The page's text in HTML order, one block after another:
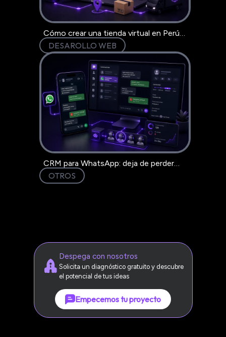
Cómo crear una tienda virtual en Perú
paso a paso
DESAROLLO WEB
CRM para WhatsApp: deja de perder
clientes en el chat
OTROS
Despega con nosotros
Solicita un diagnóstico gratuito y descubre
el potencial de tus ideas
Empecemos tu proyecto